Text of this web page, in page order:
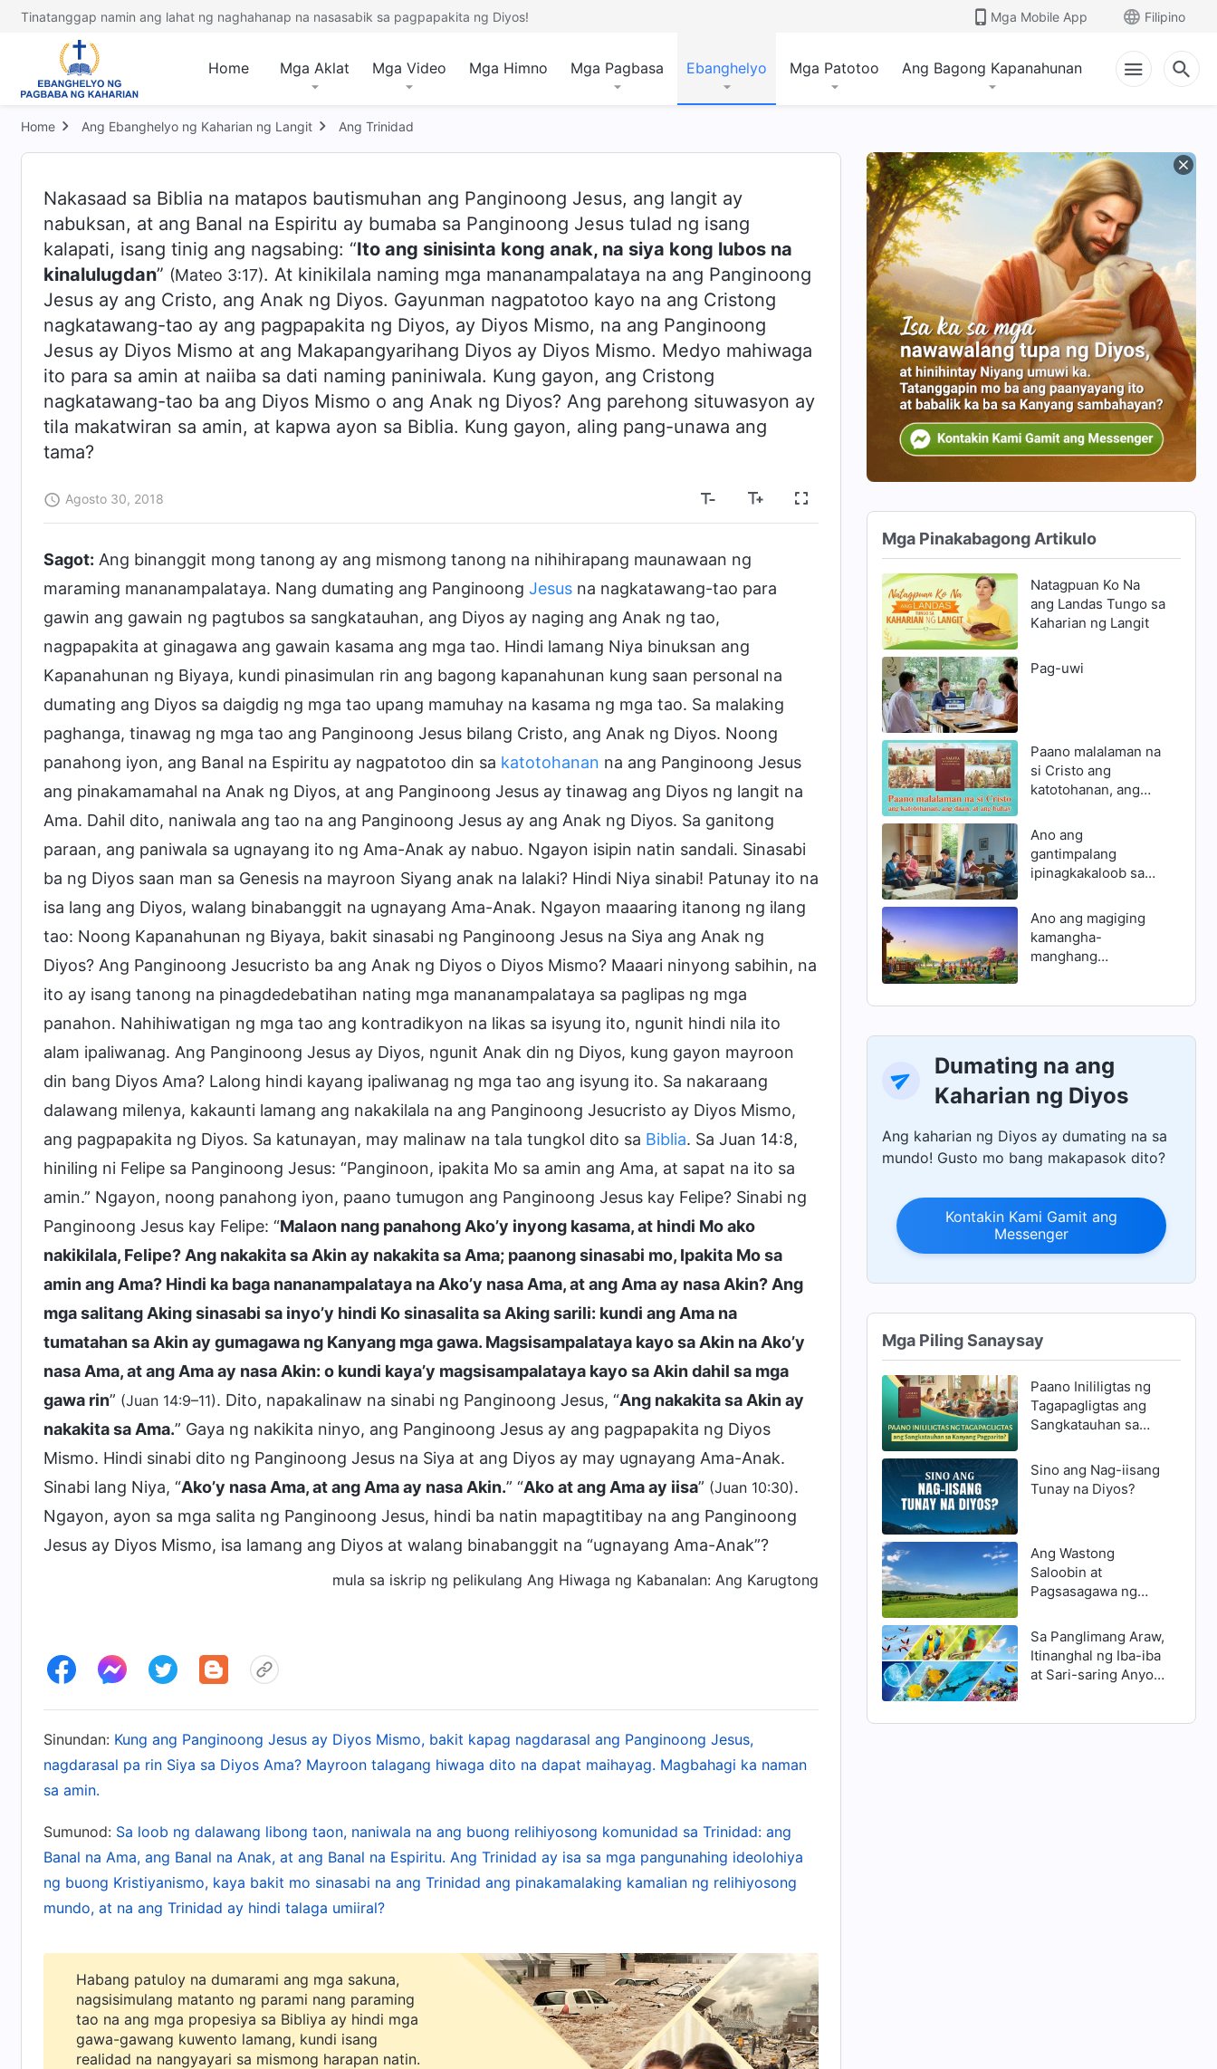
Tinatanggap namin ang lahat ng naghahanap na nasasabik sa pagpapakita ng Diyos! Mga Mobile App Filipino
Home Mga Aklat Mga Video Mga Himno Mga Pagbasa Ebanghelyo Mga Patotoo Ang Bagong Kapanahunan
Home Ang Ebanghelyo ng Kaharian ng Langit Ang Trinidad
Nakasaad sa Biblia na matapos bautismuhan ang Panginoong Jesus, ang langit ay
nabuksan, at ang Banal na Espiritu ay bumaba sa Panginoong Jesus tulad ng isang
kalapati, isang tinig ang nagsabing: “Ito ang sinisinta kong anak, na siya kong lubos na
kinalulugdan” (Mateo 3:17). At kinikilala naming mga mananampalataya na ang Panginoong
Jesus ay ang Cristo, ang Anak ng Diyos. Gayunman nagpatotoo kayo na ang Cristong
nagkatawang-tao ay ang pagpapakita ng Diyos, ay Diyos Mismo, na ang Panginoong
Jesus ay Diyos Mismo at ang Makapangyarihang Diyos ay Diyos Mismo. Medyo mahiwaga
ito para sa amin at naiiba sa dati naming paniniwala. Kung gayon, ang Cristong
nagkatawang-tao ba ang Diyos Mismo o ang Anak ng Diyos? Ang parehong situwasyon ay
tila makatwiran sa amin, at kapwa ayon sa Biblia. Kung gayon, aling pang-unawa ang
tama?
Agosto 30, 2018
Sagot: Ang binanggit mong tanong ay ang mismong tanong na nihihirapang maunawaan ng
maraming mananampalataya. Nang dumating ang Panginoong Jesus na nagkatawang-tao para
gawin ang gawain ng pagtubos sa sangkatauhan, ang Diyos ay naging ang Anak ng tao,
nagpapakita at ginagawa ang gawain kasama ang mga tao. Hindi lamang Niya binuksan ang
Kapanahunan ng Biyaya, kundi pinasimulan rin ang bagong kapanahunan kung saan personal na
dumating ang Diyos sa daigdig ng mga tao upang mamuhay na kasama ng mga tao. Sa malaking
paghanga, tinawag ng mga tao ang Panginoong Jesus bilang Cristo, ang Anak ng Diyos. Noong
panahong iyon, ang Banal na Espiritu ay nagpatotoo din sa katotohanan na ang Panginoong Jesus
ang pinakamamahal na Anak ng Diyos, at ang Panginoong Jesus ay tinawag ang Diyos ng langit na
Ama. Dahil dito, naniwala ang tao na ang Panginoong Jesus ay ang Anak ng Diyos. Sa ganitong
paraan, ang paniwala sa ugnayang ito ng Ama-Anak ay nabuo. Ngayon isipin natin sandali. Sinasabi
ba ng Diyos saan man sa Genesis na mayroon Siyang anak na lalaki? Hindi Niya sinabi! Patunay ito na
isa lang ang Diyos, walang binabanggit na ugnayang Ama-Anak. Ngayon maaaring itanong ng ilang
tao: Noong Kapanahunan ng Biyaya, bakit sinasabi ng Panginoong Jesus na Siya ang Anak ng
Diyos? Ang Panginoong Jesucristo ba ang Anak ng Diyos o Diyos Mismo? Maaari ninyong sabihin, na
ito ay isang tanong na pinagdedebatihan nating mga mananampalataya sa paglipas ng mga
panahon. Nahihiwatigan ng mga tao ang kontradikyon na likas sa isyung ito, ngunit hindi nila ito
alam ipaliwanag. Ang Panginoong Jesus ay Diyos, ngunit Anak din ng Diyos, kung gayon mayroon
din bang Diyos Ama? Lalong hindi kayang ipaliwanag ng mga tao ang isyung ito. Sa nakaraang
dalawang milenya, kakaunti lamang ang nakakilala na ang Panginoong Jesucristo ay Diyos Mismo,
ang pagpapakita ng Diyos. Sa katunayan, may malinaw na tala tungkol dito sa Biblia. Sa Juan 14:8,
hiniling ni Felipe sa Panginoong Jesus: “Panginoon, ipakita Mo sa amin ang Ama, at sapat na ito sa
amin.” Ngayon, noong panahong iyon, paano tumugon ang Panginoong Jesus kay Felipe? Sinabi ng
Panginoong Jesus kay Felipe: “Malaon nang panahong Ako’y inyong kasama, at hindi Mo ako
nakikilala, Felipe? Ang nakakita sa Akin ay nakakita sa Ama; paanong sinasabi mo, Ipakita Mo sa
amin ang Ama? Hindi ka baga nananampalataya na Ako’y nasa Ama, at ang Ama ay nasa Akin? Ang
mga salitang Aking sinasabi sa inyo’y hindi Ko sinasalita sa Aking sarili: kundi ang Ama na
tumatahan sa Akin ay gumagawa ng Kanyang mga gawa. Magsisampalataya kayo sa Akin na Ako’y
nasa Ama, at ang Ama ay nasa Akin: o kundi kaya’y magsisampalataya kayo sa Akin dahil sa mga
gawa rin” (Juan 14:9–11). Dito, napakalinaw na sinabi ng Panginoong Jesus, “Ang nakakita sa Akin ay
nakakita sa Ama.” Gaya ng nakikita ninyo, ang Panginoong Jesus ay ang pagpapakita ng Diyos
Mismo. Hindi sinabi dito ng Panginoong Jesus na Siya at ang Diyos ay may ugnayang Ama-Anak.
Sinabi lang Niya, “Ako’y nasa Ama, at ang Ama ay nasa Akin.” “Ako at ang Ama ay iisa” (Juan 10:30).
Ngayon, ayon sa mga salita ng Panginoong Jesus, hindi ba natin mapagtitibay na ang Panginoong
Jesus ay Diyos Mismo, isa lamang ang Diyos at walang binabanggit na “ugnayang Ama-Anak”?
mula sa iskrip ng pelikulang Ang Hiwaga ng Kabanalan: Ang Karugtong
Sinundan: Kung ang Panginoong Jesus ay Diyos Mismo, bakit kapag nagdarasal ang Panginoong Jesus,
nagdarasal pa rin Siya sa Diyos Ama? Mayroon talagang hiwaga dito na dapat maihayag. Magbahagi ka naman
sa amin.
Sumunod: Sa loob ng dalawang libong taon, naniwala na ang buong relihiyosong komunidad sa Trinidad: ang
Banal na Ama, ang Banal na Anak, at ang Banal na Espiritu. Ang Trinidad ay isa sa mga pangunahing ideolohiya
ng buong Kristiyanismo, kaya bakit mo sinasabi na ang Trinidad ang pinakamalaking kamalian ng relihiyosong
mundo, at na ang Trinidad ay hindi talaga umiiral?
Habang patuloy na dumarami ang mga sakuna,
nagsisimulang matanto ng parami nang paraming
tao na ang mga propesiya sa Bibliya ay hindi mga
gawa-gawang kuwento lamang, kundi isang
realidad na nangyayari sa mismong harapan natin.
Mga Pinakabagong Artikulo
Natagpuan Ko Na
ang Landas Tungo sa
Kaharian ng Langit
Pag-uwi
Paano malalaman na
si Cristo ang
katotohanan, ang
Ano ang
gantimpalang
ipinagkakaloob sa
at bakit
mapapahamak ang
mga mangmang na
dalaga
Ano ang magiging
kamangha-
manghang
Dumating na ang
Kaharian ng Diyos
Ang kaharian ng Diyos ay dumating na sa
mundo! Gusto mo bang makapasok dito?
Kontakin Kami Gamit ang
Messenger
Mga Piling Sanaysay
Paano Inililigtas ng
Tagapagligtas ang
Sangkatauhan sa
Sino ang Nag-iisang
Tunay na Diyos?
Ang Wastong
Saloobin at
Pagsasagawa ng
Nagnanais
Magpasakop sa
Awtoridad ng Diyos
Sa Panglimang Araw,
Itinanghal ng Iba-iba
at Sari-saring Anyo